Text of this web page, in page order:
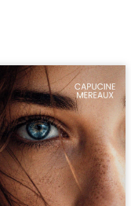
ans, Violette peine à
sa place dans la
Entre timidité,
et peur du
elle avance avec le
d’être différente,
comprendre pleinement
l’habite. Sa rencontre
Louise bouleverse ses
et fait naître en elle